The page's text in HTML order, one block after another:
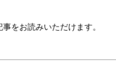
をお読みいただけます。